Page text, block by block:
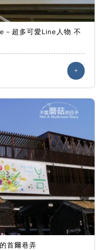
超多可愛Line人物 不
+
首爾巷弄